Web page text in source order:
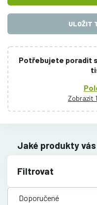
ULOŽIT
Potřebujete poradit
Zobrazit
Jaké produkty
Filtrovat